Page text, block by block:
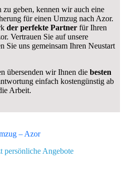
geben, kennen wir auch eine
für einen Umzug nach Azor.
der perfekte Partner für Ihren
Vertrauen Sie auf unsere
Sie uns gemeinsam Ihren Neustart
übersenden wir Ihnen die besten
einfach kostengünstig ab
Arbeit.
– Azor
persönliche Angebote